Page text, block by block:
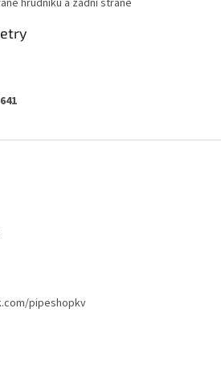
hrudníku a zadní straně
pipeshopkv